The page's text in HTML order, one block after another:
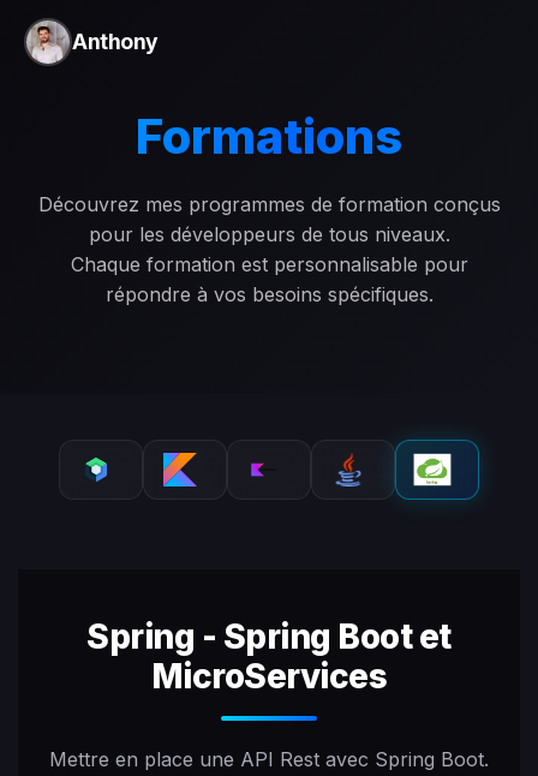
Anthony
Formations
Découvrez mes programmes de formation conçus
pour les développeurs de tous niveaux.
Chaque formation est personnalisable pour
répondre à vos besoins spécifiques.
Spring - Spring Boot et
MicroServices
Mettre en place une API Rest avec Spring Boot.